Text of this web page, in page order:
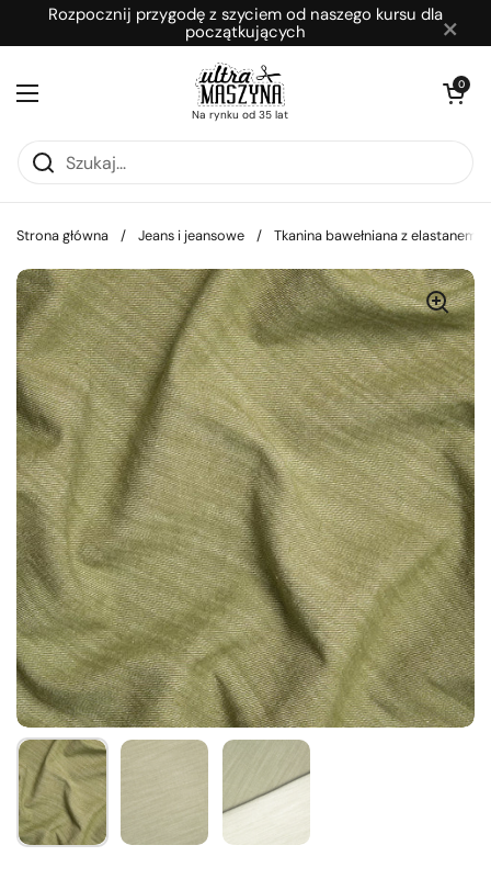
Przejdź do zawartości
Rozpocznij przygodę z szyciem od naszego kursu dla
początkujących
Na rynku od 35 lat
Otwórz menu
Otwórz
0
Strona główna / Jeans i jeansowe / Tkanina bawełniana z elastanem
×